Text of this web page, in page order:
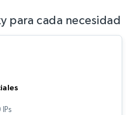
para cada necesidad